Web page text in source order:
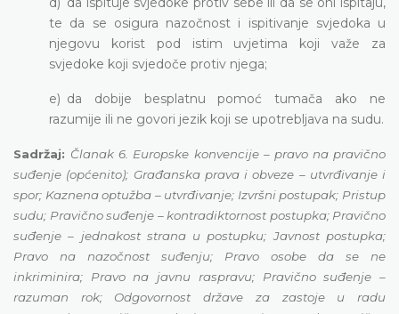
te da se osigura nazočnost i ispitivanje svjedoka u
njegovu korist pod istim uvjetima koji važe za
svjedoke koji svjedoče protiv njega;
e) da dobije besplatnu pomoć tumača ako ne
razumije ili ne govori jezik koji se upotrebljava na sudu.
Sadržaj: Članak 6. Europske konvencije – pravo na pravično
suđenje (općenito); Građanska prava i obveze – utvrđivanje i
spor; Kaznena optužba – utvrđivanje; Izvršni postupak; Pristup
sudu; Pravično suđenje – kontradiktornost postupka; Pravično
suđenje – jednakost strana u postupku; Javnost postupka;
Pravo na nazočnost suđenju; Pravo osobe da se ne
inkriminira; Pravo na javnu raspravu; Pravično suđenje –
razuman rok; Odgovornost države za zastoje u radu